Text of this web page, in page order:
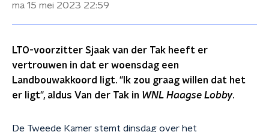
ma 15 mei 2023 22:59
LTO-voorzitter Sjaak van der Tak heeft er
vertrouwen in dat er woensdag een
Landbouwakkoord ligt. "Ik zou graag willen dat het
er ligt", aldus Van der Tak in WNL Haagse Lobby.
De Tweede Kamer stemt dinsdag over het